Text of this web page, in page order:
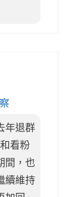
年退群
看粉
間，也
續維持